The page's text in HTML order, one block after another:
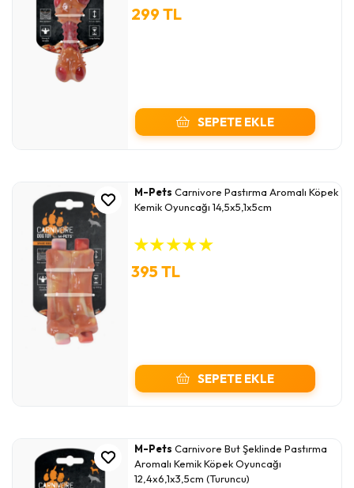
299 TL
SEPETE EKLE
M-Pets Carnivore Pastırma Aromalı Köpek
Kemik Oyuncağı 14,5x5,1x5cm
★★★★★
395 TL
SEPETE EKLE
M-Pets Carnivore But Şeklinde Pastırma
Aromalı Kemik Köpek Oyuncağı
12,4x6,1x3,5cm (Turuncu)